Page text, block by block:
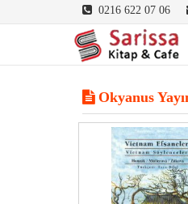
0216 622 07 06
Okyanus